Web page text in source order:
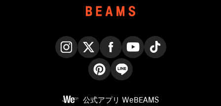
公式アプリ WeBEAMS